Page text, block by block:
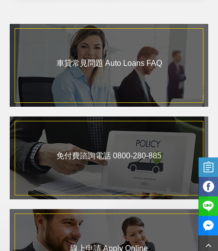
車貸常見問題 Auto Loans FAQ
免付費諮詢電話 0800-280-885
線上申請 Apply Online